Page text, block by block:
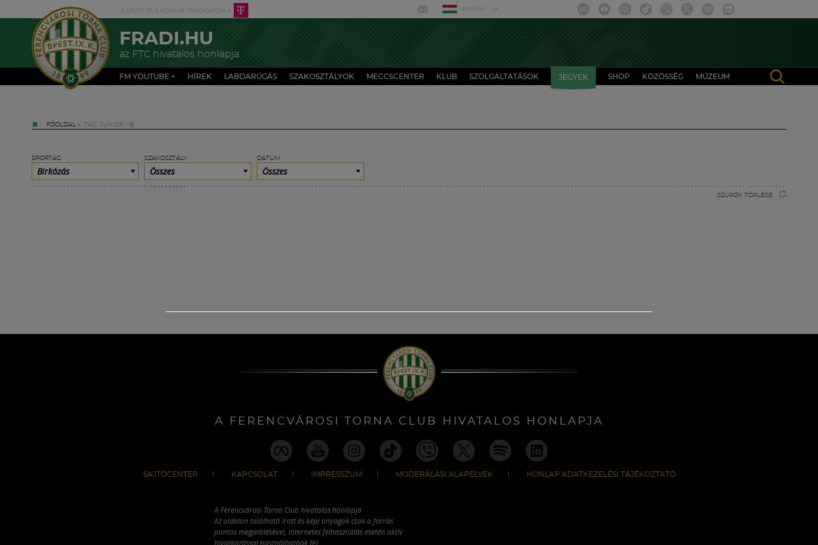
MAGYAR
FRADI.HU
az FTC hivatalos honlapja
FM YOUTUBE + HÍREK LABDARÚGÁS SZAKOSZTÁLYOK MECCSCENTER KLUB SZOLGÁLTATÁSOK JEGYEK SHOP KÖZÖSSÉG MÚZEUM
FŐOLDAL » TAG: JUNIOR VB
SPORTÁG
Birkózás
SZAKOSZTÁLY
Összes
DÁTUM
Összes
SZŰRŐK TÖRLÉSE
A FERENCVÁROSI TORNA CLUB HIVATALOS HONLAPJA
SAJTÓCENTER KAPCSOLAT IMPRESSZUM MODERÁLÁSI ALAPELVEK HONLAP ADATKEZELÉSI TÁJÉKOZTATÓ
A Ferencvárosi Torna Club hivatalos honlapja
Az oldalon található írott és képi anyagok csak a forrás
pontos megjelölésével, internetes felhasználás esetén aktív
hivatkozással használhatóak fel.